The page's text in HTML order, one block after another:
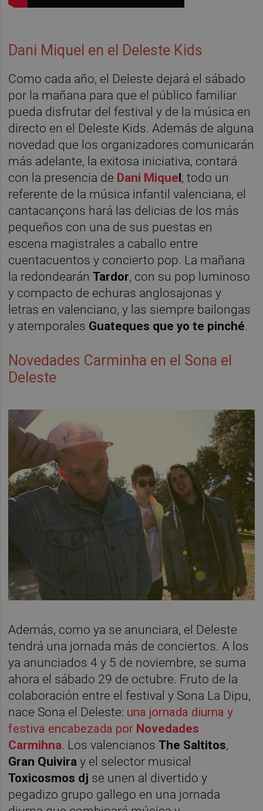
Dani Miquel en el Deleste Kids
Como cada año, el Deleste dejará el sábado
por la mañana para que el público familiar
pueda disfrutar del festival y de la música en
directo en el Deleste Kids. Además de alguna
novedad que los organizadores comunicarán
más adelante, la exitosa iniciativa, contará
con la presencia de Dani Miquel; todo un
referente de la música infantil valenciana, el
cantacançons hará las delicias de los más
pequeños con una de sus puestas en
escena magistrales a caballo entre
cuentacuentos y concierto pop. La mañana
la redondearánTardor, con su pop luminoso
y compacto de echuras anglosajonas y
letras en valenciano, y las siempre bailongas
y atemporales Guateques que yo te pinché.
Novedades Carminha en el Sona el
Deleste
Además, como ya se anunciara, el Deleste
tendrá una jornada más de conciertos. A los
ya anunciados 4 y 5 de noviembre, se suma
ahora el sábado 29 de octubre. Fruto de la
colaboración entre el festival y Sona La Dipu,
nace Sona el Deleste: una jornada diurna y
festiva encabezada por Novedades
Carmihna. Los valencianosThe Saltitos,
Gran Quiviray el selector musical
Toxicosmos dj se unen al divertido y
pegadizo grupo gallego en una jornada